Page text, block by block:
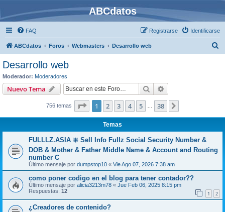
ABCdatos
FAQ Identificarse
Registrarse
ABCdatos Foros Webmasters Desarrollo web
Desarrollo web
Moderador: Moderadores
Nuevo Tema Buscar
756 temas Página de 38
1 2 3 4 5 38
Temas
FULLLZ.ASIA ❇️ Sell Info Fullz Social Security Number &
DOB & Mother & Father Middle Name & Account and Routing
number C
Último mensaje por dumpstop10 « Vie Ago 07, 2026 7:38 am
como poner codigo en el blog para tener contador??
Último mensaje por alicia3213m78 « Jue Feb 06, 2025 8:15 pm
Respuestas: 12 1 2
¿Creadores de contenido?